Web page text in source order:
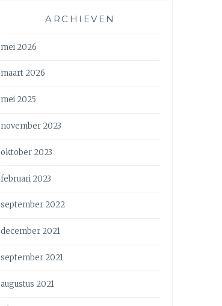
ARCHIEVEN
mei 2026
maart 2026
mei 2025
november 2023
oktober 2023
februari 2023
september 2022
december 2021
september 2021
augustus 2021